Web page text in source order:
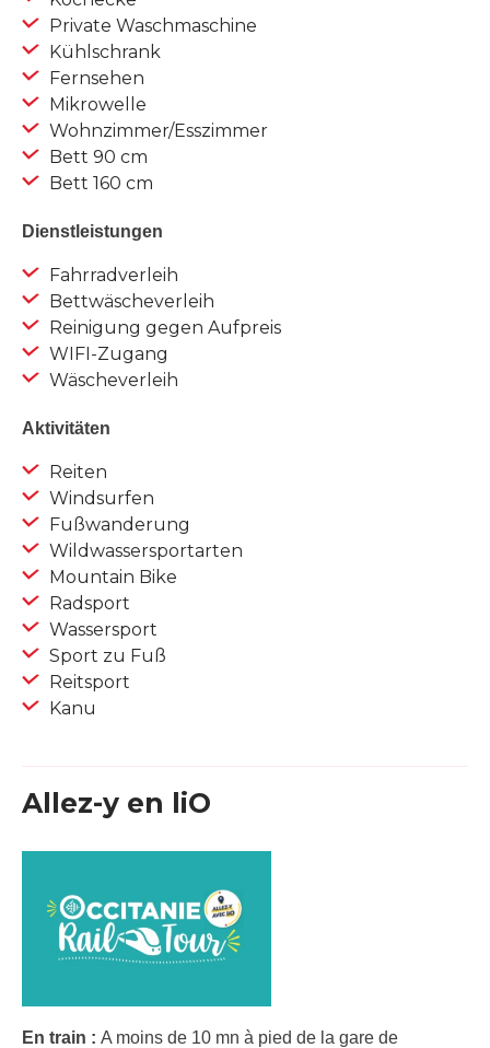
Private Waschmaschine
Kühlschrank
Fernsehen
Mikrowelle
Wohnzimmer/Esszimmer
Bett 90 cm
Bett 160 cm
Dienstleistungen
Fahrradverleih
Bettwäscheverleih
Reinigung gegen Aufpreis
WIFI-Zugang
Wäscheverleih
Aktivitäten
Reiten
Windsurfen
Fußwanderung
Wildwassersportarten
Mountain Bike
Radsport
Wassersport
Sport zu Fuß
Reitsport
Kanu
Allez-y en liO
En train : A moins de 10 mn à pied de la gare de